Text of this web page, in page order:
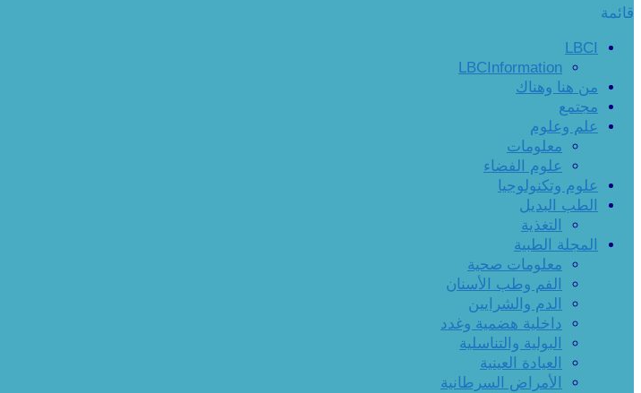
قائمة
LBCI
LBCInformation
من هنا وهناك
مجتمع
علم وعلوم
معلومات
علوم الفضاء
علوم وتكنولوجيا
الطب البديل
التغذية
المجلة الطبية
معلومات صحية
الفم وطب الأسنان
الدم والشرايين
داخلية هضمية وغدد
البولية والتناسلية
العيادة العينية
الأمراض السرطانية